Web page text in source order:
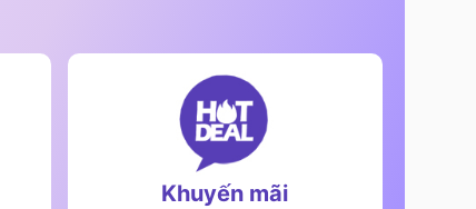
Khuyến mãi